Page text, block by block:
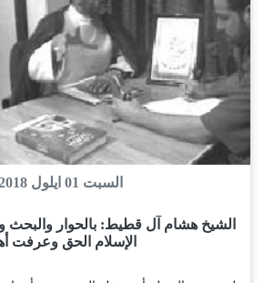
السبت 01 ايلول 2018
الشيخ هشام آل قطيط: بالحوار والبحث
الإسلام الحق وعرفت